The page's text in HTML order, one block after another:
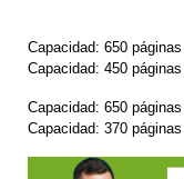
Capacidad: 650
Capacidad: 450 páginas
Capacidad: 650
Capacidad: 370 páginas